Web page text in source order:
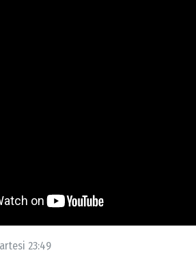
23:49